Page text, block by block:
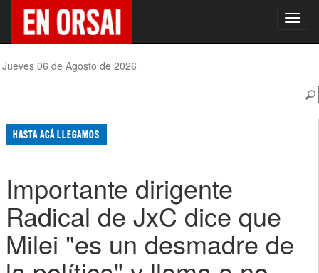
Jueves 06 de Agosto de 2026
HASTA ACÁ LLEGAMOS
Importante dirigente
Radical de JxC dice que
Milei "es un desmadre de